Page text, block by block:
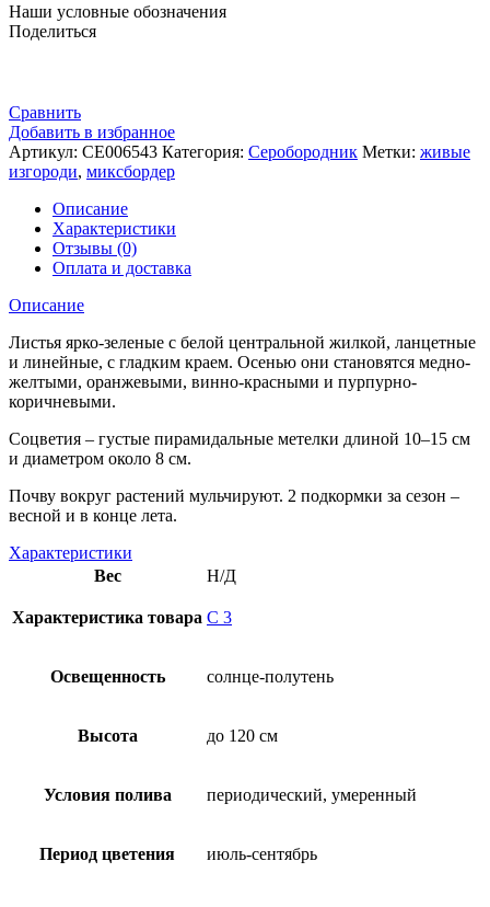
Наши условные обозначения
Поделиться
Сравнить
Добавить в избранное
Артикул: СЕ006543 Категория: Серобородник Метки: живые
изгороди, миксбордер
Описание
Характеристики
Отзывы (0)
Оплата и доставка
Описание
Листья ярко-зеленые с белой центральной жилкой, ланцетные
и линейные, с гладким краем. Осенью они становятся медно-
желтыми, оранжевыми, винно-красными и пурпурно-
коричневыми.
Соцветия – густые пирамидальные метелки длиной 10–15 см
и диаметром около 8 см.
Почву вокруг растений мульчируют. 2 подкормки за сезон –
весной и в конце лета.
Характеристики
Вес
Н/Д
Характеристика товара С 3
Освещенность солнце-полутень
Высота до 120 см
Условия полива периодический, умеренный
Период цветения июль-сентябрь